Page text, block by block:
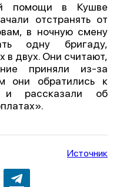
публикацию
помощи в Кушве
отстранять от
в ночную смену
одну бригаду,
в двух. Они считают,
приняли из-за
они обратились к
рассказали об
Источник